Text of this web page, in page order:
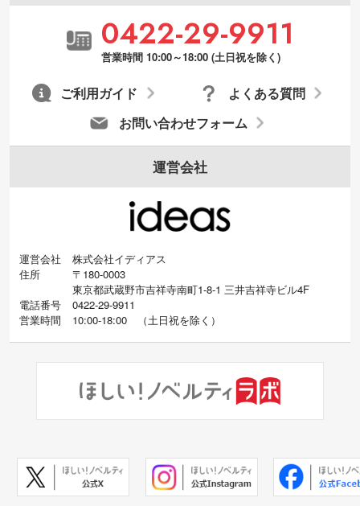
0422-29-9911
営業時間 10:00～18:00 (土日祝を除く)
お問い合わせフォーム
よくある質問
ご利用ガイド
運営会社
運営会社
株式会社イディアス
住所
〒180-0003
東京都武蔵野市吉祥寺南町1-8-1 三井吉祥寺ビル4F
電話番号
0422-29-9911
営業時間
10:00-18:00 （土日祝を除く）